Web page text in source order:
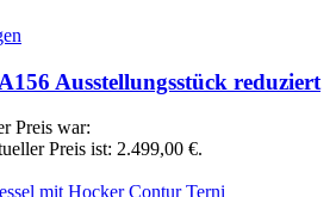
Ausstellungsstück reduziert
Preis war:
Preis ist: 2.499,00 €.